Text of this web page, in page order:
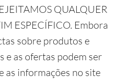
QUALQUER
ESPECÍFICO. Embora
sobre produtos e
e as ofertas podem ser
as informações no site